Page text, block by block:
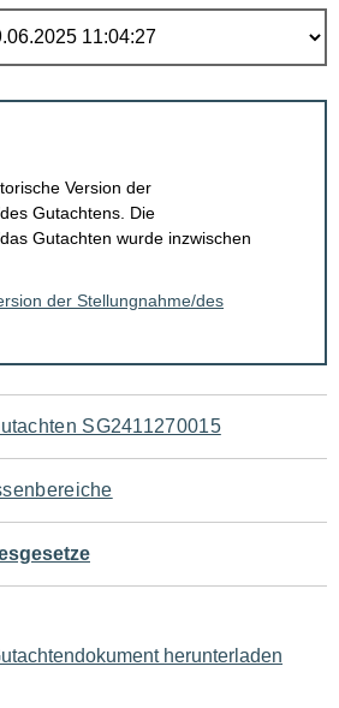
Version der
Gutachtens. Die
Gutachten wurde inzwischen
der Stellungnahme/des
SG2411270015
herunterladen